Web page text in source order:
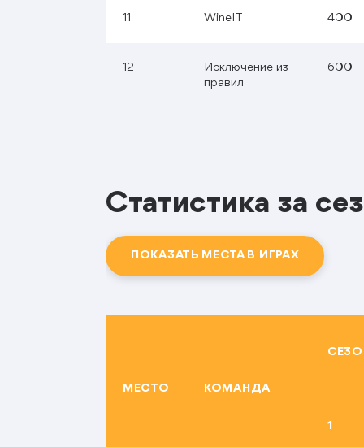
11 WineIT 400
12
Исключение из
правил
600
Статистика за
ПОКАЗАТЬ МЕСТА В ИГРАХ
МЕСТО КОМАНДА
1